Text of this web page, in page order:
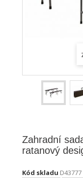
Zahradní
ratanový
Kód skladu D43777